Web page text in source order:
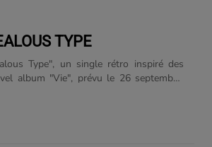
TYPE
Type", un single rétro inspiré des
album "Vie", prévu le 26 septembre.